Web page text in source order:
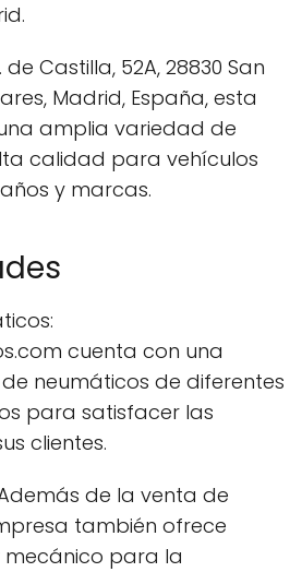
Castilla, 52A, 28830 San
Madrid, España, esta
amplia variedad de
calidad para vehículos
y marcas.
cuenta con una
neumáticos de diferentes
para satisfacer las
clientes.
de la venta de
también ofrece
mecánico para la